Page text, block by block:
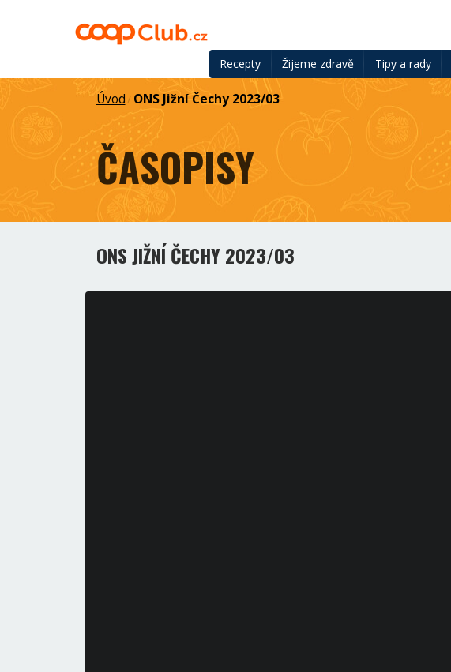
Recepty Žijeme zdravě Tipy a rady
Úvod/ ONS Jižní Čechy 2023/03
ČASOPISY
ONS JIŽNÍ ČECHY 2023/03